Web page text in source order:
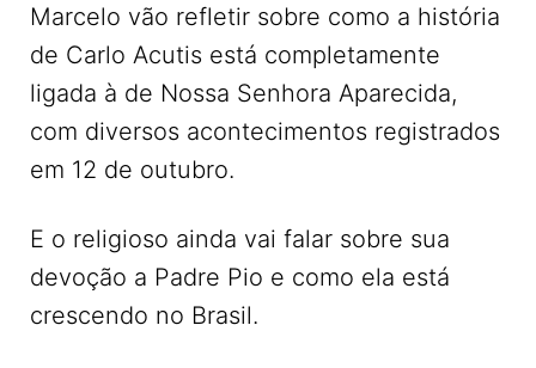
Marcelo vão refletir sobre como a história
de Carlo Acutis está completamente
ligada à de Nossa Senhora Aparecida,
com diversos acontecimentos registrados
em 12 de outubro.
E o religioso ainda vai falar sobre sua
devoção a Padre Pio e como ela está
crescendo no Brasil.